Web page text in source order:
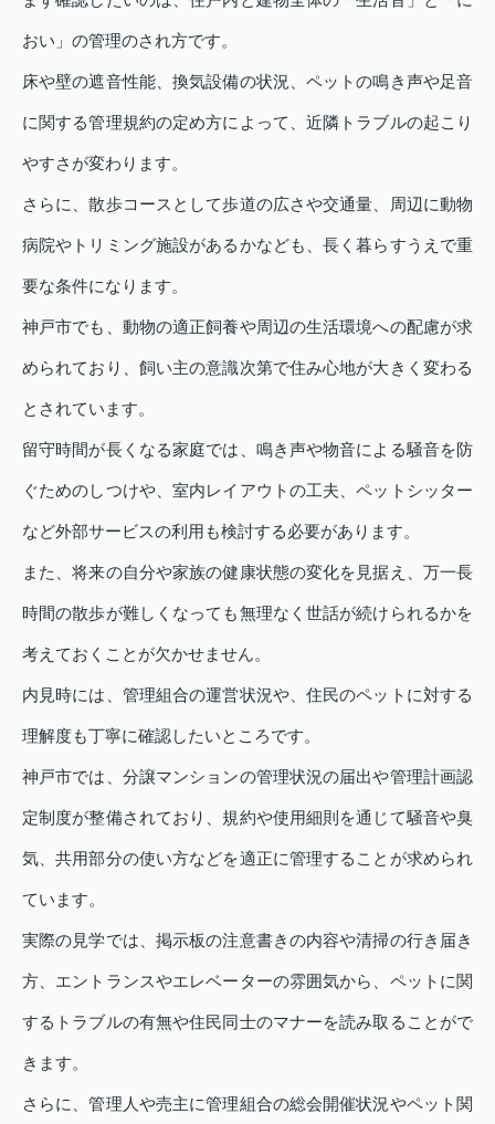
おい」の管理のされ方です。
床や壁の遮音性能、換気設備の状況、ペットの鳴き声や足音
に関する管理規約の定め方によって、近隣トラブルの起こり
やすさが変わります。
さらに、散歩コースとして歩道の広さや交通量、周辺に動物
病院やトリミング施設があるかなども、長く暮らすうえで重
要な条件になります。
神戸市でも、動物の適正飼養や周辺の生活環境への配慮が求
められており、飼い主の意識次第で住み心地が大きく変わる
とされています。
留守時間が長くなる家庭では、鳴き声や物音による騒音を防
ぐためのしつけや、室内レイアウトの工夫、ペットシッター
など外部サービスの利用も検討する必要があります。
また、将来の自分や家族の健康状態の変化を見据え、万一長
時間の散歩が難しくなっても無理なく世話が続けられるかを
考えておくことが欠かせません。
内見時には、管理組合の運営状況や、住民のペットに対する
理解度も丁寧に確認したいところです。
神戸市では、分譲マンションの管理状況の届出や管理計画認
定制度が整備されており、規約や使用細則を通じて騒音や臭
気、共用部分の使い方などを適正に管理することが求められ
ています。
実際の見学では、掲示板の注意書きの内容や清掃の行き届き
方、エントランスやエレベーターの雰囲気から、ペットに関
するトラブルの有無や住民同士のマナーを読み取ることがで
きます。
さらに、管理人や売主に管理組合の総会開催状況やペット関